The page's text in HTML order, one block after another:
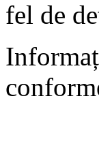
fel de